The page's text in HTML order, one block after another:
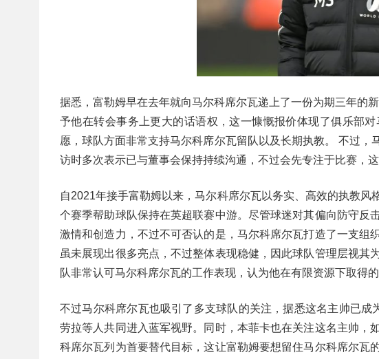
据悉，富勒姆早在去年就向马尔科席尔瓦递上了一份为期三年的
予他在转会事务上更大的话语权，这一慷慨报价体现了俱乐部
愿，球队方面非常支持马尔科席尔瓦留队以及长期执教。 不过
访时多次表示已与董事会保持持续沟通，不过会先专注于比赛，
自2021年接手富勒姆以来，马尔科席尔瓦以务实、高效的执教
个赛季帮助球队保持在英超联赛中游。尽管球迷对其偏向防守反
激情和创造力，不过不可否认的是，马尔科席尔瓦打造了一支组
虽未展现出很多亮点，不过整体表现稳健，因此球队管理层视
队非常认可马尔科席尔瓦的工作表现，认为他在有限资源下取得
不过马尔科席尔瓦也吸引了多支球队的关注，据悉这名主帅已成
劳拉等人共同进入蓝军视野。同时，本菲卡也在关注这名主帅，
科席尔瓦列为首要替代目标，这让富勒姆要想留住马尔科席尔瓦